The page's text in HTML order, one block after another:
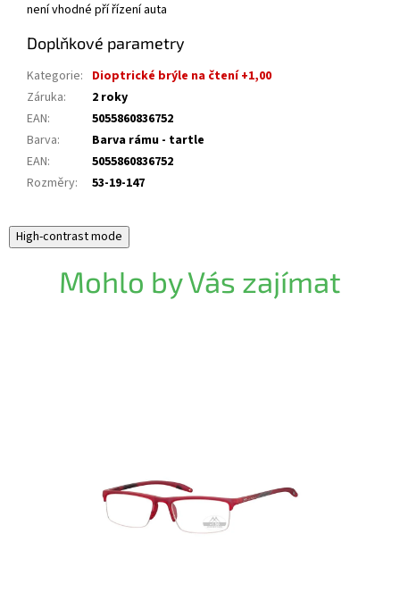
není vhodné pří řízení auta
Doplňkové parametry
Kategorie: Dioptrické brýle na čtení +1,00
Záruka:
2 roky
EAN:
5055860836752
Barva:
Barva rámu - tartle
EAN:
5055860836752
Rozměry: 53-19-147
High-contrast mode
Mohlo by Vás zajímat